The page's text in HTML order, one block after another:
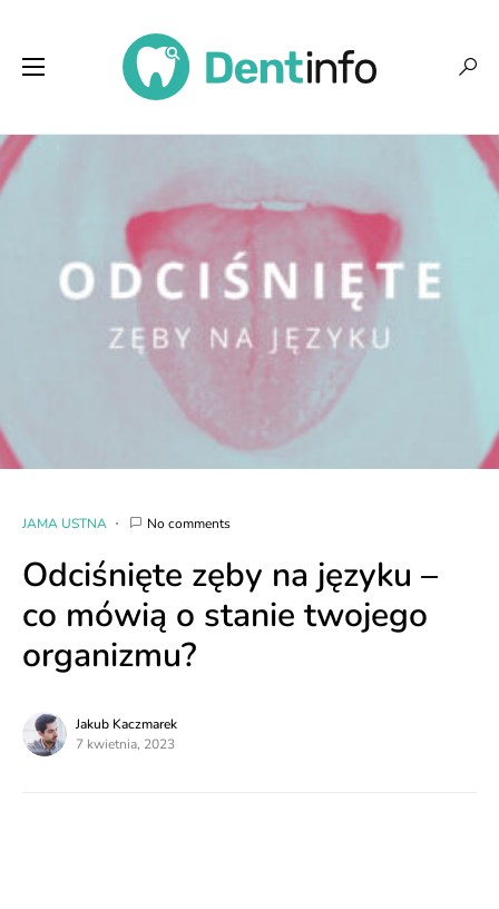
JAMA USTNA No comments
Odciśnięte zęby na języku –
co mówią o stanie twojego
organizmu?
Jakub Kaczmarek
7 kwietnia, 2023